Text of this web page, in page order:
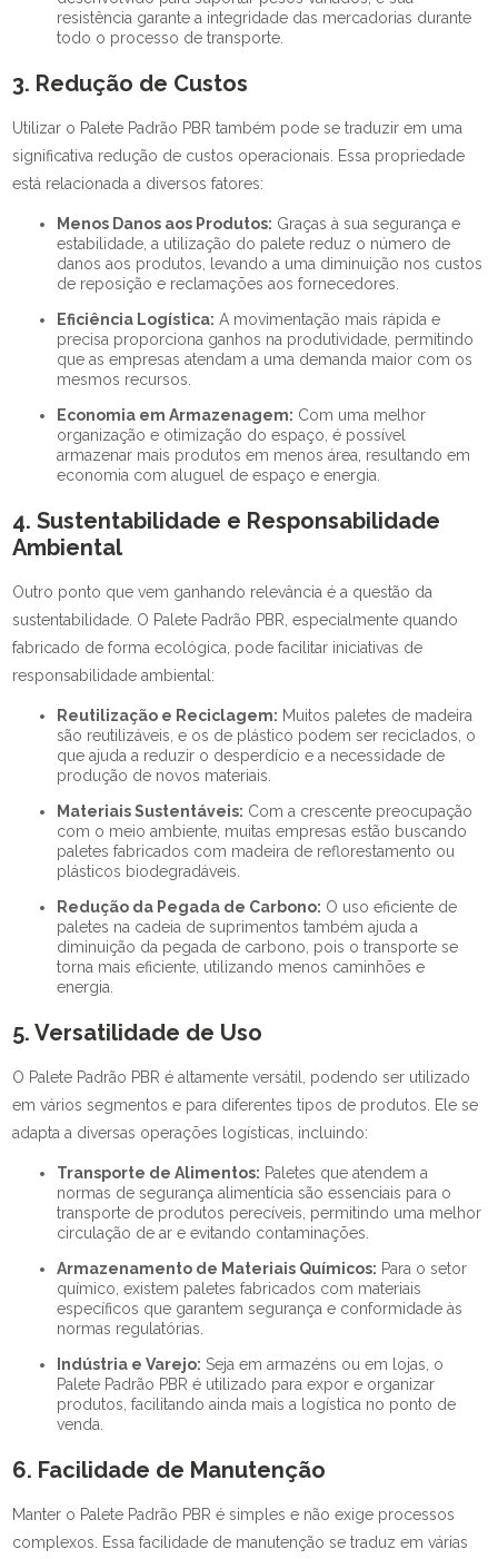
resistência garante a integridade das mercadorias durante
todo o processo de transporte.
3. Redução de Custos
Utilizar o Palete Padrão PBR também pode se traduzir em uma
significativa redução de custos operacionais. Essa propriedade
está relacionada a diversos fatores:
Menos Danos aos Produtos: Graças à sua segurança e
estabilidade, a utilização do palete reduz o número de
danos aos produtos, levando a uma diminuição nos custos
de reposição e reclamações aos fornecedores.
Eficiência Logística: A movimentação mais rápida e
precisa proporciona ganhos na produtividade, permitindo
que as empresas atendam a uma demanda maior com os
mesmos recursos.
Economia em Armazenagem: Com uma melhor
organização e otimização do espaço, é possível
armazenar mais produtos em menos área, resultando em
economia com aluguel de espaço e energia.
4. Sustentabilidade e Responsabilidade
Ambiental
Outro ponto que vem ganhando relevância é a questão da
sustentabilidade. O Palete Padrão PBR, especialmente quando
fabricado de forma ecológica, pode facilitar iniciativas de
responsabilidade ambiental:
Reutilização e Reciclagem: Muitos paletes de madeira
são reutilizáveis, e os de plástico podem ser reciclados, o
que ajuda a reduzir o desperdício e a necessidade de
produção de novos materiais.
Materiais Sustentáveis: Com a crescente preocupação
com o meio ambiente, muitas empresas estão buscando
paletes fabricados com madeira de reflorestamento ou
plásticos biodegradáveis.
Redução da Pegada de Carbono: O uso eficiente de
paletes na cadeia de suprimentos também ajuda a
diminuição da pegada de carbono, pois o transporte se
torna mais eficiente, utilizando menos caminhões e
energia.
5. Versatilidade de Uso
O Palete Padrão PBR é altamente versátil, podendo ser utilizado
em vários segmentos e para diferentes tipos de produtos. Ele se
adapta a diversas operações logísticas, incluindo:
Transporte de Alimentos: Paletes que atendem a
normas de segurança alimentícia são essenciais para o
transporte de produtos perecíveis, permitindo uma melhor
circulação de ar e evitando contaminações.
Armazenamento de Materiais Químicos: Para o setor
químico, existem paletes fabricados com materiais
específicos que garantem segurança e conformidade às
normas regulatórias.
Indústria e Varejo: Seja em armazéns ou em lojas, o
Palete Padrão PBR é utilizado para expor e organizar
produtos, facilitando ainda mais a logística no ponto de
venda.
6. Facilidade de Manutenção
Manter o Palete Padrão PBR é simples e não exige processos
complexos. Essa facilidade de manutenção se traduz em várias